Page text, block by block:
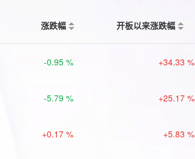
涨跌幅 开板以来涨跌幅
-0.95 % +34.33 %
-5.79 % +25.17 %
+0.17 % +5.83 %